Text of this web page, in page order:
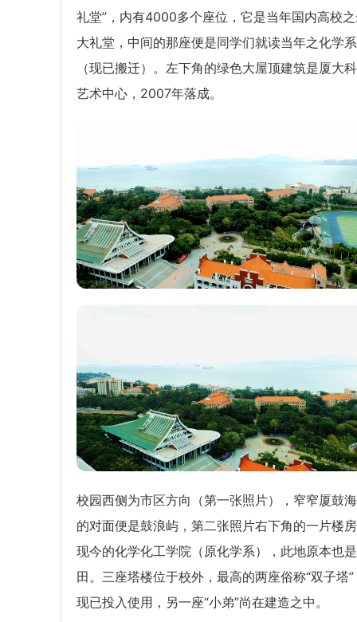
礼堂”，内有4000多个座位，它是当年国内高校
大礼堂，中间的那座便是同学们就读当年之化学系
（现已搬迁）。左下角的绿色大屋顶建筑是厦大
艺术中心，2007年落成。
校园西侧为市区方向（第一张照片），窄窄厦鼓
的对面便是鼓浪屿，第二张照片右下角的一片楼
现今的化学化工学院（原化学系），此地原本也
田。三座塔楼位于校外，最高的两座俗称“双子塔”
现已投入使用，另一座“小弟”尚在建造之中。